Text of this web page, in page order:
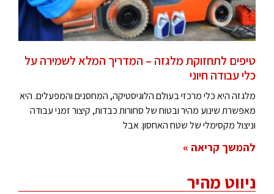
טיפים לתחזוקת מלגזה – המדריך המלא לשמירה על
כלי עבודה חיוני
מלגזה היא כלי מרכזי בעולם הלוגיסטיקה, המחסנים והמפעלים. היא
מאפשרת שינוע מהיר ובטוח של סחורות כבדות, קיצור זמני עבודה
וניצול מקסימלי של שטח האחסון. אבל
להמשך קריאה »
ניווט מהיר